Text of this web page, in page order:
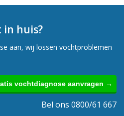
in huis?
aan, wij lossen vochtproblemen
vochtdiagnose aanvragen →
Bel ons 0800/61 667